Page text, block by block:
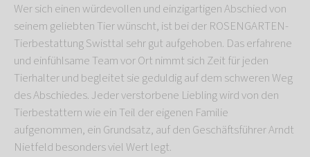
Wer sich einen würdevollen und einzigartigen Abschied von
seinem geliebten Tier wünscht, ist bei der ROSENGARTEN-
Tierbestattung Swisttal sehr gut aufgehoben. Das erfahrene
und einfühlsame Team vor Ort nimmt sich Zeit für jeden
Tierhalter und begleitet sie geduldig auf dem schweren Weg
des Abschiedes. Jeder verstorbene Liebling wird von den
Tierbestattern wie ein Teil der eigenen Familie
aufgenommen, ein Grundsatz, auf den Geschäftsführer Arndt
Nietfeld besonders viel Wert legt.